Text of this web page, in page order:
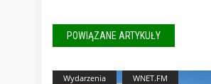
POWIĄZANE ARTYKUŁY
Wydarzenia WNET.FM